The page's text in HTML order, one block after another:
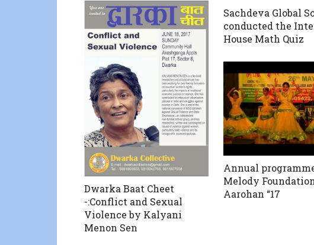
Dwarka Baat Cheet
-:Conflict and Sexual
Violence by Kalyani
Menon Sen
Sachdeva Global
conducted the
House Math Quiz
Annual
Melody
Aarohan “17